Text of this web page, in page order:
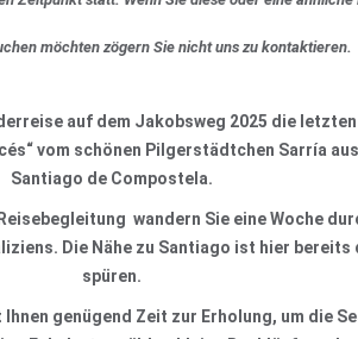
möchten zögern Sie nicht uns zu kontaktieren.
auf dem Jakobsweg 2025 die
vom schönen Pilgerstädtchen Sarría
Santiago de Compostela.
wandern Sie eine Woche
Die Nähe zu Santiago ist hier bereits
spüren.
genügend Zeit zur Erholung, um die